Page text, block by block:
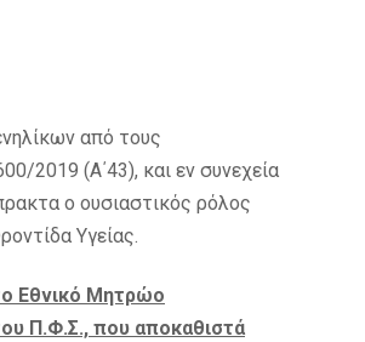
από τους
2019 (Α΄43), και εν συνεχεία
ο ουσιαστικός ρόλος
Υγείας.
Εθνικό Μητρώο
Π.Φ.Σ., που αποκαθιστά